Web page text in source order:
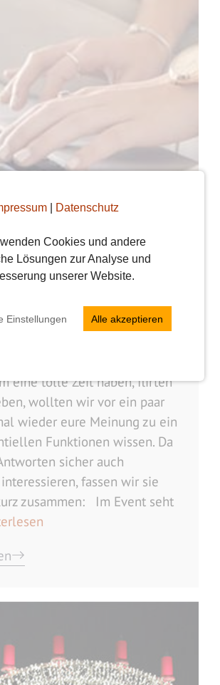
| Datenschutz
Cookies und andere
Lösungen zur Analyse und
unserer Website.
Einstellungen Alle akzeptieren
die Wiener
entschieden
eine tolle Zeit haben, flirten
wollten wir vor ein paar
wieder eure Meinung zu ein
Funktionen wissen. Da
sicher auch
fassen wir sie
zusammen: Im Event seht